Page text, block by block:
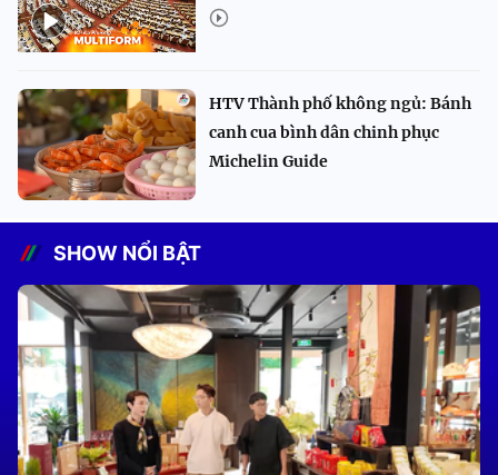
HTV Thành phố không ngủ: Bánh
canh cua bình dân chinh phục
Michelin Guide
SHOW NỔI BẬT